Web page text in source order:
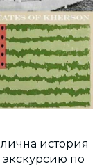
история
по